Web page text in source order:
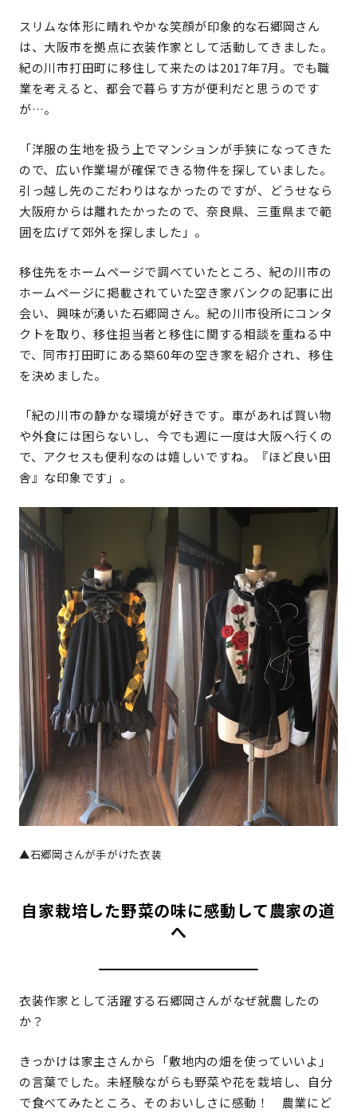
スリムな体形に晴れやかな笑顔が印象的な石郷岡さん
は、大阪市を拠点に衣装作家として活動してきました。
紀の川市打田町に移住して来たのは2017年7月。でも職
業を考えると、都会で暮らす方が便利だと思うのです
が…。
「洋服の生地を扱う上でマンションが手狭になってきた
ので、広い作業場が確保できる物件を探していました。
引っ越し先のこだわりはなかったのですが、どうせなら
大阪府からは離れたかったので、奈良県、三重県まで範
囲を広げて郊外を探しました」。
移住先をホームページで調べていたところ、紀の川市の
ホームページに掲載されていた空き家バンクの記事に出
会い、興味が湧いた石郷岡さん。紀の川市役所にコンタ
クトを取り、移住担当者と移住に関する相談を重ねる中
で、同市打田町にある築60年の空き家を紹介され、移住
を決めました。
「紀の川市の静かな環境が好きです。車があれば買い物
や外食には困らないし、今でも週に一度は大阪へ行くの
で、アクセスも便利なのは嬉しいですね。『ほど良い田
舎』な印象です」。
▲石郷岡さんが手がけた衣装
自家栽培した野菜の味に感動して農家の道
へ
衣装作家として活躍する石郷岡さんがなぜ就農したの
か？
きっかけは家主さんから「敷地内の畑を使っていいよ」
の言葉でした。未経験ながらも野菜や花を栽培し、自分
で食べてみたところ、そのおいしさに感動！ 農業にど